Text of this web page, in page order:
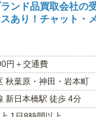
ランド品買取会社
あり！チャット・
円＋交通費
秋葉原・神田・岩本町
新日本橋駅 徒歩 4分